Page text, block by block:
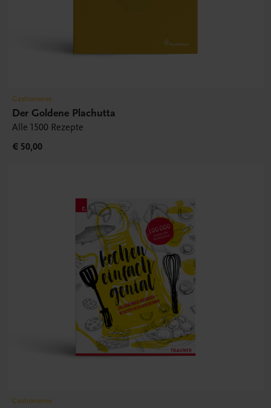
Gastronomie
Der Goldene Plachutta
Alle 1500 Rezepte
€ 50,00
Gastronomie